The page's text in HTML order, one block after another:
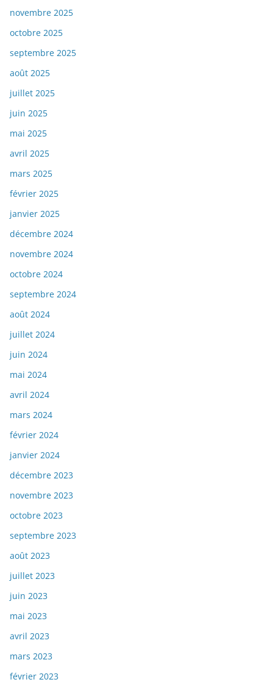
novembre 2025
octobre 2025
septembre 2025
août 2025
juillet 2025
juin 2025
mai 2025
avril 2025
mars 2025
février 2025
janvier 2025
décembre 2024
novembre 2024
octobre 2024
septembre 2024
août 2024
juillet 2024
juin 2024
mai 2024
avril 2024
mars 2024
février 2024
janvier 2024
décembre 2023
novembre 2023
octobre 2023
septembre 2023
août 2023
juillet 2023
juin 2023
mai 2023
avril 2023
mars 2023
février 2023